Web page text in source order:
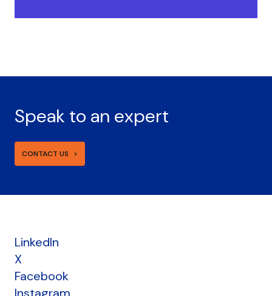
Speak to an expert
CONTACT US
LinkedIn
X
Facebook